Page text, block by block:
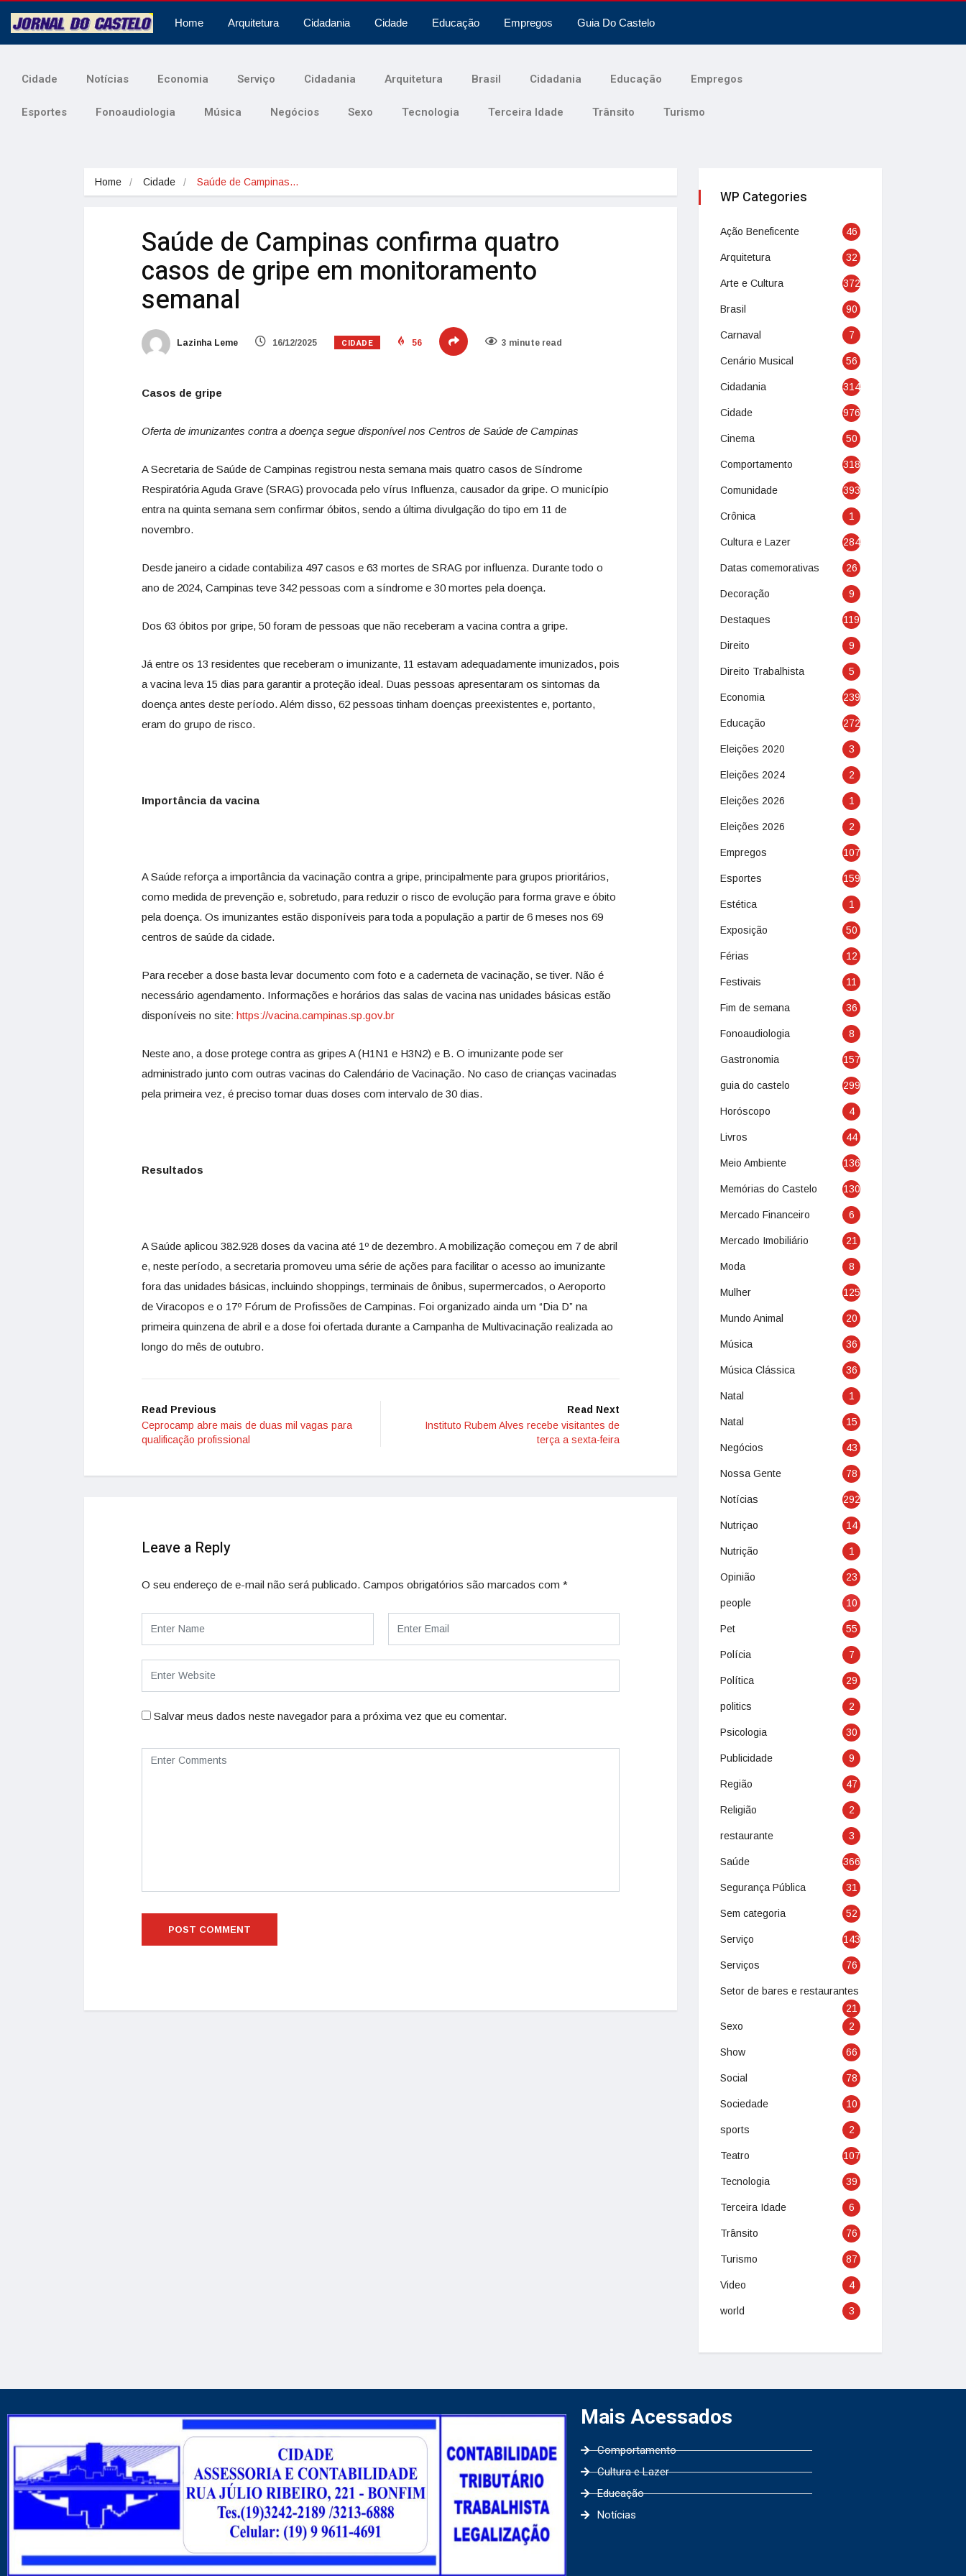
Home Arquitetura Cidadania Cidade Educação Empregos Guia Do Castelo
Cidade Notícias Economia Serviço Cidadania Arquitetura Brasil Cidadania Educação Empregos
Esportes Fonoaudiologia Música Negócios Sexo Tecnologia Terceira Idade Trânsito Turismo
Home Cidade Saúde de Campinas…
Saúde de Campinas confirma quatro
casos de gripe em monitoramento
semanal
Lazinha Leme 16/12/2025 CIDADE 56 3 minute read
Casos de gripe
Oferta de imunizantes contra a doença segue disponível nos Centros de Saúde de Campinas
A Secretaria de Saúde de Campinas registrou nesta semana mais quatro casos de Síndrome
Respiratória Aguda Grave (SRAG) provocada pelo vírus Influenza, causador da gripe. O município
entra na quinta semana sem confirmar óbitos, sendo a última divulgação do tipo em 11 de
novembro.
Desde janeiro a cidade contabiliza 497 casos e 63 mortes de SRAG por influenza. Durante todo o
ano de 2024, Campinas teve 342 pessoas com a síndrome e 30 mortes pela doença.
Dos 63 óbitos por gripe, 50 foram de pessoas que não receberam a vacina contra a gripe.
Já entre os 13 residentes que receberam o imunizante, 11 estavam adequadamente imunizados, pois
a vacina leva 15 dias para garantir a proteção ideal. Duas pessoas apresentaram os sintomas da
doença antes deste período. Além disso, 62 pessoas tinham doenças preexistentes e, portanto,
eram do grupo de risco.
Importância da vacina
A Saúde reforça a importância da vacinação contra a gripe, principalmente para grupos prioritários,
como medida de prevenção e, sobretudo, para reduzir o risco de evolução para forma grave e óbito
pela doença. Os imunizantes estão disponíveis para toda a população a partir de 6 meses nos 69
centros de saúde da cidade.
Para receber a dose basta levar documento com foto e a caderneta de vacinação, se tiver. Não é
necessário agendamento. Informações e horários das salas de vacina nas unidades básicas estão
disponíveis no site: https://vacina.campinas.sp.gov.br
Neste ano, a dose protege contra as gripes A (H1N1 e H3N2) e B. O imunizante pode ser
administrado junto com outras vacinas do Calendário de Vacinação. No caso de crianças vacinadas
pela primeira vez, é preciso tomar duas doses com intervalo de 30 dias.
Resultados
A Saúde aplicou 382.928 doses da vacina até 1º de dezembro. A mobilização começou em 7 de abril
e, neste período, a secretaria promoveu uma série de ações para facilitar o acesso ao imunizante
fora das unidades básicas, incluindo shoppings, terminais de ônibus, supermercados, o Aeroporto
de Viracopos e o 17º Fórum de Profissões de Campinas. Foi organizado ainda um “Dia D” na
primeira quinzena de abril e a dose foi ofertada durante a Campanha de Multivacinação realizada ao
longo do mês de outubro.
Read Previous
Ceprocamp abre mais de duas mil vagas para
qualificação profissional
Read Next
Instituto Rubem Alves recebe visitantes de
terça a sexta-feira
Leave a Reply
O seu endereço de e-mail não será publicado. Campos obrigatórios são marcados com *
Salvar meus dados neste navegador para a próxima vez que eu comentar.
WP Categories
Ação Beneficente 46
Arquitetura 32
Arte e Cultura 372
Brasil 90
Carnaval 7
Cenário Musical 56
Cidadania 314
Cidade 976
Cinema 50
Comportamento 318
Comunidade 393
Crônica 1
Cultura e Lazer 284
Datas comemorativas 26
Decoração 9
Destaques 119
Direito 9
Direito Trabalhista 5
Economia 239
Educação 272
Eleições 2020 3
Eleições 2024 2
Eleições 2026 1
Eleições 2026 2
Empregos 107
Esportes 159
Estética 1
Exposição 50
Férias 12
Festivais 11
Fim de semana 36
Fonoaudiologia 8
Gastronomia 157
guia do castelo 299
Horóscopo 4
Livros 44
Meio Ambiente 136
Memórias do Castelo 130
Mercado Financeiro 6
Mercado Imobiliário 21
Moda 8
Mulher 125
Mundo Animal 20
Música 36
Música Clássica 36
Natal 1
Natal 15
Negócios 43
Nossa Gente 78
Notícias 292
Nutriçao 14
Nutrição 1
Opinião 23
people 10
Pet 55
Polícia 7
Política 29
politics 2
Psicologia 30
Publicidade 9
Região 47
Religião 2
restaurante 3
Saúde 366
Segurança Pública 31
Sem categoria 52
Serviço 143
Serviços 76
Setor de bares e restaurantes
21
Sexo
2
Show 66
Social 78
Sociedade 10
sports 2
Teatro 107
Tecnologia 39
Terceira Idade 6
Trânsito 76
Turismo 87
Video 4
world 3
Mais Acessados
Comportamento
Cultura e Lazer
Educação
Notícias